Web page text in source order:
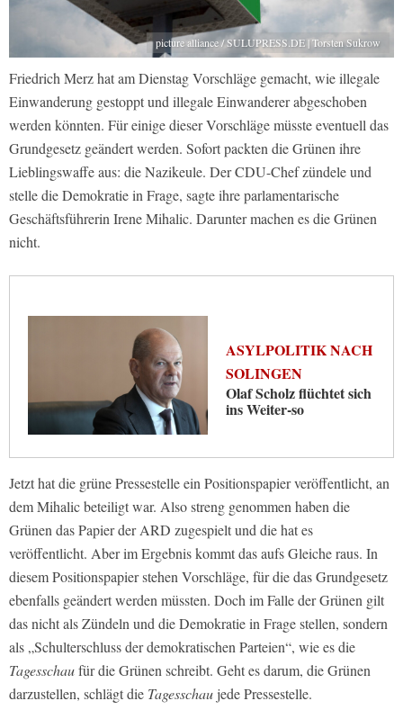
picture alliance / SULUPRESS.DE | Torsten Sukrow
Friedrich Merz hat am Dienstag Vorschläge gemacht, wie illegale
Einwanderung gestoppt und illegale Einwanderer abgeschoben
werden könnten. Für einige dieser Vorschläge müsste eventuell das
Grundgesetz geändert werden. Sofort packten die Grünen ihre
Lieblingswaffe aus: die Nazikeule. Der CDU-Chef zündele und
stelle die Demokratie in Frage, sagte ihre parlamentarische
Geschäftsführerin Irene Mihalic. Darunter machen es die Grünen
nicht.
ASYLPOLITIK NACH
SOLINGEN
Olaf Scholz flüchtet sich
ins Weiter-so
Jetzt hat die grüne Pressestelle ein Positionspapier veröffentlicht, an
dem Mihalic beteiligt war. Also streng genommen haben die
Grünen das Papier der ARD zugespielt und die hat es
veröffentlicht. Aber im Ergebnis kommt das aufs Gleiche raus. In
diesem Positionspapier stehen Vorschläge, für die das Grundgesetz
ebenfalls geändert werden müssten. Doch im Falle der Grünen gilt
das nicht als Zündeln und die Demokratie in Frage stellen, sondern
als „Schulterschluss der demokratischen Parteien“, wie es die
Tagesschaufür die Grünen schreibt. Geht es darum, die Grünen
darzustellen, schlägt die Tagesschau jede Pressestelle.